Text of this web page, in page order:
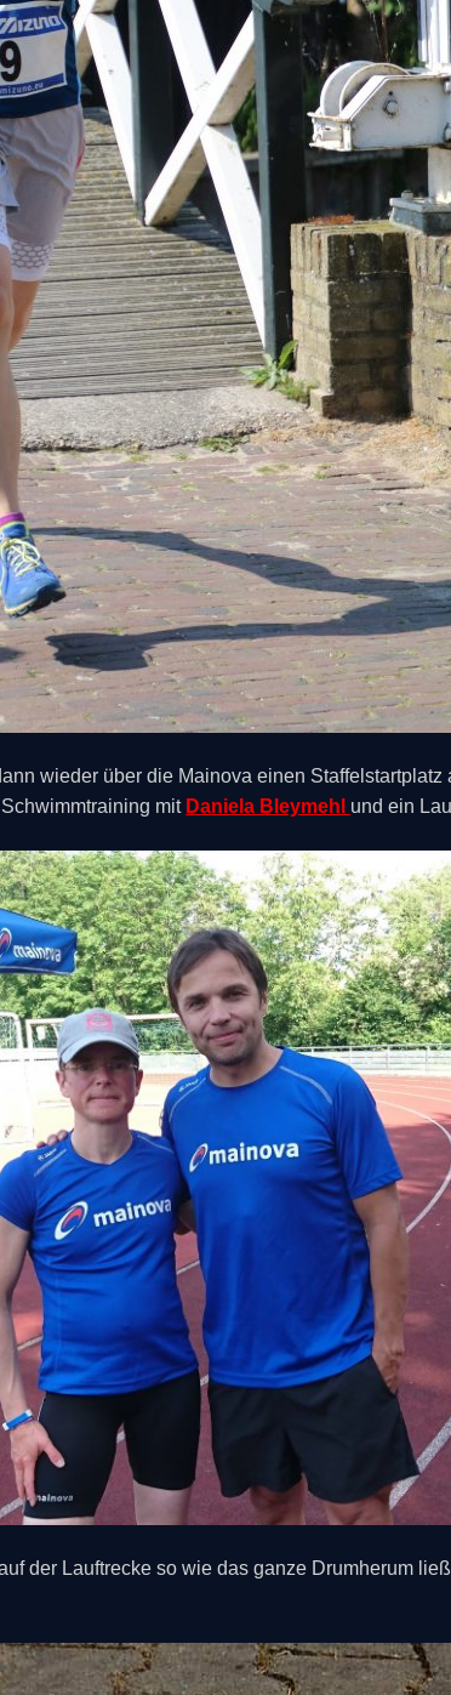
wieder über die Mainova einen
mit Daniela Bleymehl und ein
der Lauftrecke so wie das ganze Drumherum